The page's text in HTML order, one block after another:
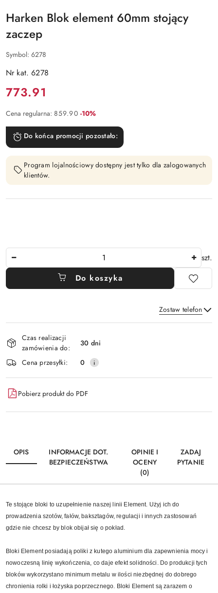
Harken Blok element 60mm stojący
zaczep
Symbol: 6278
Nr kat. 6278
Cena:
773.91
Cena regularna: 859.90 Rabat:
-10%
Do końca promocji pozostało:
Program lojalnościowy dostępny jest tylko dla zalogowanych
klientów.
szt.
Do koszyka
Zostaw telefon
i
dostawa
Czas realizacji
zamówienia do:
30 dni
Cena przesyłki:
0
Pobierz produkt do PDF
OPIS
INFORMACJE DOT.
BEZPIECZEŃSTWA
OPINIE I
OCENY
(0)
ZADAJ
PYTANIE
Te stojące bloki to uzupełnienie naszej linii Element. Użyj ich do
prowadzenia szotów, fałów, baksztagów, regulacji i innych zastosowań
gdzie nie chcesz by blok obijał się o pokład.
Bloki Element posiadają poliki z kutego aluminium dla zapewnienia mocy i
nowoczesną linię wykończenia, co daje efekt solidności. Do produkcji tych
bloków wykorzystano minimum metalu w ilości niezbędnej do dobrego
chronienia rolki i łożyska poprzecznego. Bloki Element są zarazem o